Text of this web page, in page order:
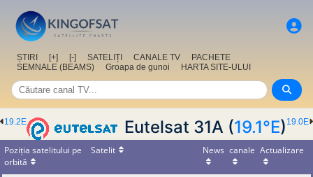
ȘTIRI [+] [-] SATELIȚI CANALE TV
PACHETE
SEMNALE (BEAMS)
Groapa de gunoi HARTA SITE-ULUI
19.0E
19.2E Eutelsat 31A (19.1°E)
Poziția satelitului pe
orbită
Satelit News canale Actualizare